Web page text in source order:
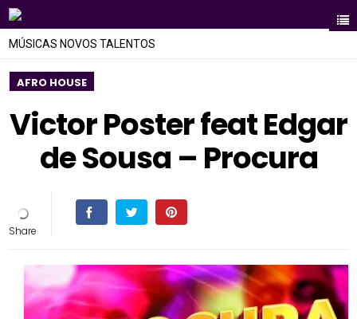
MÚSICAS NOVOS TALENTOS
AFRO HOUSE
Victor Poster feat Edgar
de Sousa – Procura